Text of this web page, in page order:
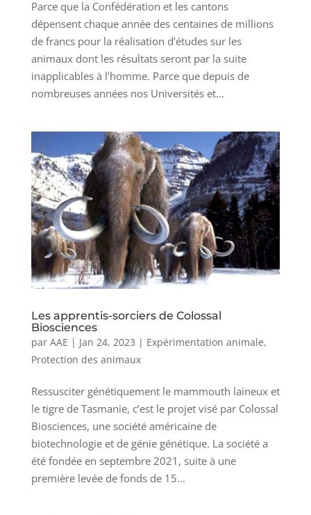
Parce que la Confédération et les cantons
dépensent chaque année des centaines de millions
de francs pour la réalisation d’études sur les
animaux dont les résultats seront par la suite
inapplicables à l’homme. Parce que depuis de
nombreuses années nos Universités et...
Les apprentis-sorciers de Colossal
Biosciences
par AAE | Jan 24, 2023 | Expérimentation animale,
Protection des animaux
Ressusciter génétiquement le mammouth laineux et
le tigre de Tasmanie, c’est le projet visé par Colossal
Biosciences, une société américaine de
biotechnologie et de génie génétique. La société a
été fondée en septembre 2021, suite à une
première levée de fonds de 15...